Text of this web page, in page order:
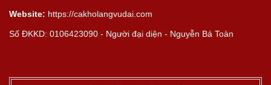
Website: https://cakholangvudai.com
Số ĐKKD: 0106423090 - Người đại diện - Nguyễn Bá Toàn